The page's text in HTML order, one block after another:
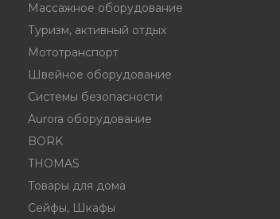
Массажное оборудование
Туризм, активный отдых
Мототранспорт
Швейное оборудование
Системы безопасности
Aurora оборудование
BORK
THOMAS
Товары для дома
Сейфы, Шкафы